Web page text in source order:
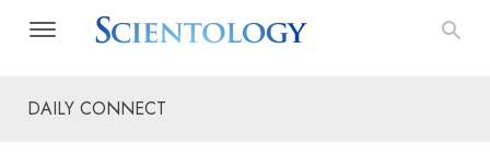
DAILY CONNECT